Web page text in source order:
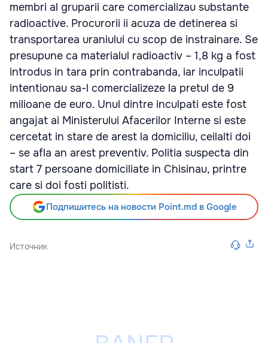
membri al gruparii care comercializau substante
radioactive. Procurorii ii acuza de detinerea si
transportarea uraniului cu scop de instrainare. Se
presupune ca materialul radioactiv – 1,8 kg a fost
introdus in tara prin contrabanda, iar inculpatii
intentionau sa-l comercializeze la pretul de 9
milioane de euro. Unul dintre inculpati este fost
angajat ai Ministerului Afacerilor Interne si este
cercetat in stare de arest la domiciliu, ceilalti doi
– se afla an arest preventiv. Politia suspecta din
start 7 persoane domiciliate in Chisinau, printre
care si doi fosti politisti.
Подпишитесь на новости Point.md в Google
Источник